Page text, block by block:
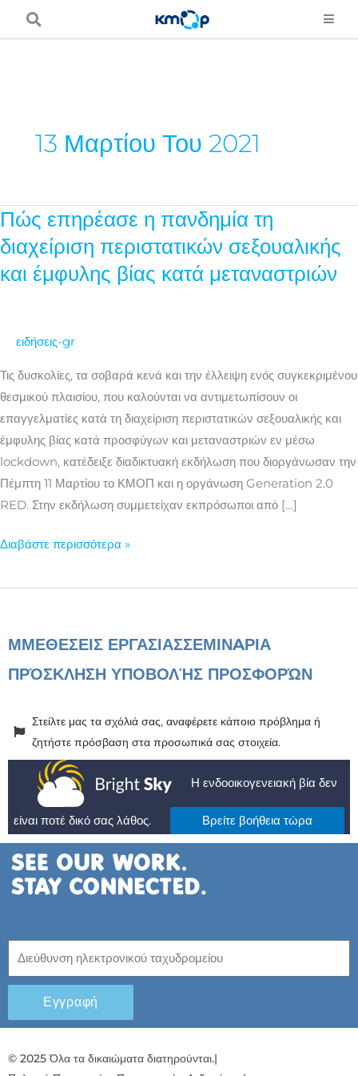
Μετάβαση
13 Μαρτίου Του 2021
Πώς επηρέασε η πανδημία τη
διαχείριση περιστατικών σεξουαλικής
και έμφυλης βίας κατά μεταναστριών
ειδήσεις-gr
Τις δυσκολίες, τα σοβαρά κενά και την έλλειψη ενός συγκεκριμένου
θεσμικού πλαισίου, που καλούνται να αντιμετωπίσουν οι
επαγγελματίες κατά τη διαχείριση περιστατικών σεξουαλικής και
έμφυλης βίας κατά προσφύγων και μεταναστριών εν μέσω
lockdown, κατέδειξε διαδικτυακή εκδήλωση που διοργάνωσαν την
Πέμπτη 11 Μαρτίου το ΚΜΟΠ και η οργάνωση Generation 2.0
RED. Στην εκδήλωση συμμετείχαν εκπρόσωποι από […]
Πώς
επηρέασε
η
πανδημία
περιστατικών
Διαβάστε περισσότερα »
ΜΜΕΘΕΣΕΙΣ ΕΡΓΑΣΙΑΣΣΕΜΙΝAΡΙΑ
ΠΡΌΣΚΛΗΣΗ ΥΠΟΒΟΛΉΣ ΠΡΟΣΦΟΡΏΝ
Στείλτε μας τα σχόλιά σας, αναφέρετε κάποιο πρόβλημα ή
ζητήστε πρόσβαση στα προσωπικά σας στοιχεία.
Η ενδοοικογενειακή βία δεν
είναι ποτέ δικό σας λάθος. Βρείτε βοήθεια τώρα
Εγγραφή
© 2025 Όλα τα δικαιώματα διατηρούνται.|